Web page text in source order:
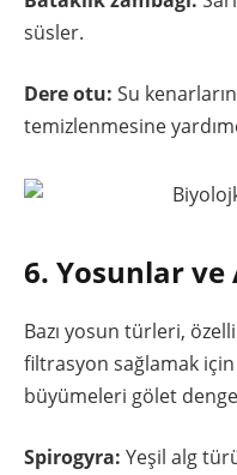
süsler.
Dere otu: Su
temizlenmesine
6. Yosunlar ve
Bazı yosun türleri,
filtrasyon sağlamak
büyümeleri gölet
Spirogyra: Yeşil alg